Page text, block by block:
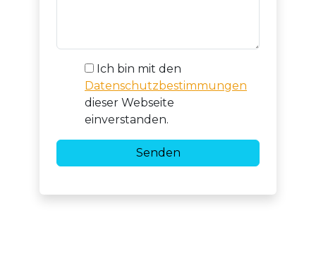
Ich bin mit den
Datenschutzbestimmungen
dieser Webseite
einverstanden.